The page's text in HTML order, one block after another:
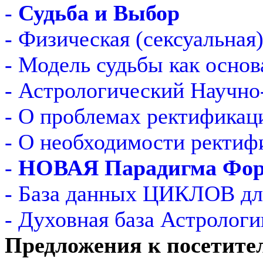
- Судьба и Выбор
- Физическая
- Модель судьбы как
- Астрологический
- О проблемах
- О необходимости
- НОВАЯ Парадигма
- База данных ЦИКЛОВ
- Духовная база
Предложения к